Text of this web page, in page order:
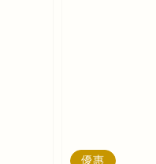
優惠